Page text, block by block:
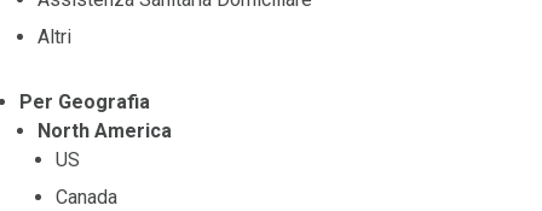
Altri
Per Geografia
North America
US
Canada